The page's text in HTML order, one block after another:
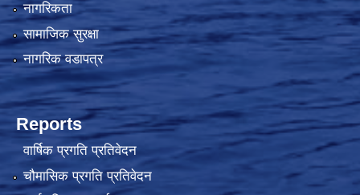
नागरिकता
सामाजिक सुरक्षा
नागरिक वडापत्र
Reports
वार्षिक प्रगति प्रतिवेदन
चौमासिक प्रगति प्रतिवेदन